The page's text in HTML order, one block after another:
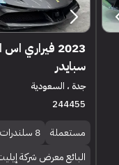
سبايدر
جدة ، السعودية
244455
مستعملة 8 سلندرات
البائع معرض شركة